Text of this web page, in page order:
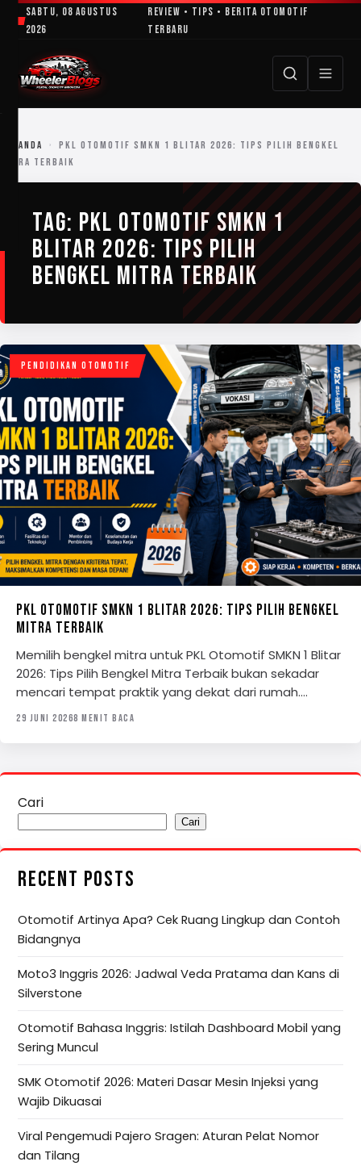
LewatiSabtu, 08 Agustus
2026
Review • Tips • Berita Otomotif
Terbaru
BERANDA ›
PKL OTOMOTIF SMKN 1 BLITAR 2026: TIPS PILIH BENGKEL
MITRA TERBAIK
TAG: PKL OTOMOTIF SMKN 1
BLITAR 2026: TIPS PILIH
BENGKEL MITRA TERBAIK
PENDIDIKAN OTOMOTIF
PKL OTOMOTIF SMKN 1 BLITAR 2026: TIPS PILIH BENGKEL
MITRA TERBAIK
Memilih bengkel mitra untuk PKL Otomotif SMKN 1 Blitar
2026: Tips Pilih Bengkel Mitra Terbaik bukan sekadar
mencari tempat praktik yang dekat dari rumah.…
29 JUNI 20268 MENIT BACA
Cari
Cari
RECENT POSTS
Otomotif Artinya Apa? Cek Ruang Lingkup dan Contoh
Bidangnya
Moto3 Inggris 2026: Jadwal Veda Pratama dan Kans di
Silverstone
Otomotif Bahasa Inggris: Istilah Dashboard Mobil yang
Sering Muncul
SMK Otomotif 2026: Materi Dasar Mesin Injeksi yang
Wajib Dikuasai
Viral Pengemudi Pajero Sragen: Aturan Pelat Nomor
dan Tilang